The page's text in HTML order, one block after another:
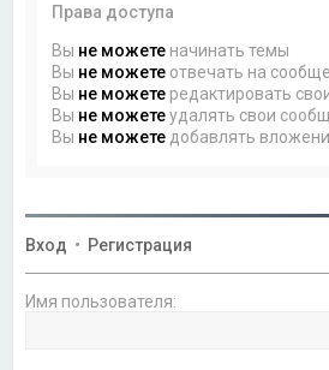
Права доступа
Вы не можете начинать темы
Вы не можете отвечать на
Вы не можете редактировать
Вы не можетеудалять свои
Вы не можете добавлять
Вход • Регистрация
Имя пользователя: